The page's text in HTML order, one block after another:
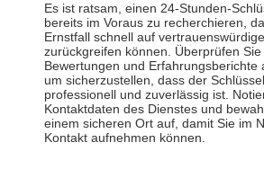
Es ist ratsam, einen 24-Stunden-
bereits im Voraus zu recherchieren,
Ernstfall schnell auf
zurückgreifen können. Überprüfen Sie
Bewertungen und Erfahrungsberichte
um sicherzustellen, dass der
professionell und zuverlässig ist.
Kontaktdaten des Dienstes und
einem sicheren Ort auf, damit Sie im
Kontakt aufnehmen können.